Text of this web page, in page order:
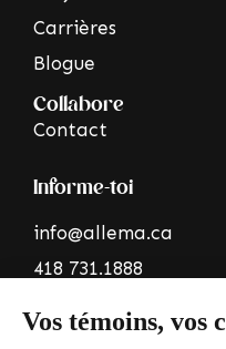
Carrières
Blogue
Collabore
Contact
Informe-toi
info@allema.ca
418 731.1888
70 Rue St Germain
Est, bureau 112,